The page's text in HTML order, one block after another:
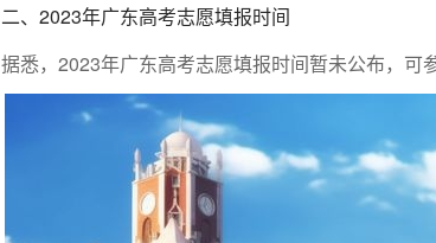
二、2023年广东高考志愿填报时间
据悉，2023年广东高考志愿填报时间暂未公布，可